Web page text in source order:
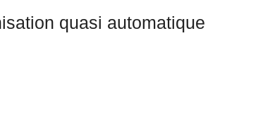
quasi automatique